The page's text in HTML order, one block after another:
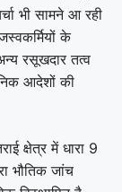
भी सामने आ रही
के
रसूखदार तत्व
आदेशों की
क्षेत्र में धारा 9
भौतिक जांच